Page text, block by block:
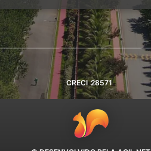
CRECI 28571